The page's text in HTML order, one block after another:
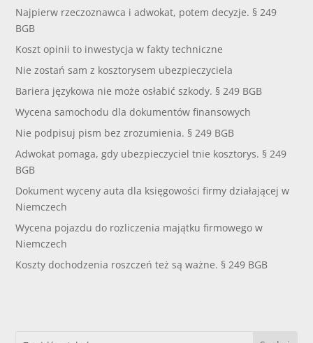
Najpierw rzeczoznawca i adwokat, potem decyzje. § 249
BGB
Koszt opinii to inwestycja w fakty techniczne
Nie zostań sam z kosztorysem ubezpieczyciela
Bariera językowa nie może osłabić szkody. § 249 BGB
Wycena samochodu dla dokumentów finansowych
Nie podpisuj pism bez zrozumienia. § 249 BGB
Adwokat pomaga, gdy ubezpieczyciel tnie kosztorys. § 249
BGB
Dokument wyceny auta dla księgowości firmy działającej w
Niemczech
Wycena pojazdu do rozliczenia majątku firmowego w
Niemczech
Koszty dochodzenia roszczeń też są ważne. § 249 BGB